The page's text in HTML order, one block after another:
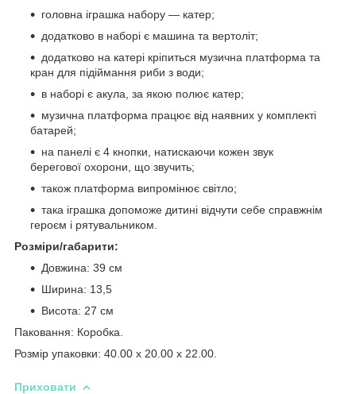
головна іграшка набору — катер;
додатково в наборі є машина та вертоліт;
додатково на катері кріпиться музична платформа та
кран для підіймання риби з води;
в наборі є акула, за якою полює катер;
музична платформа працює від наявних у комплекті
батарей;
на панелі є 4 кнопки, натискаючи кожен звук
берегової охорони, що звучить;
також платформа випромінює світло;
така іграшка допоможе дитині відчути себе справжнім
героєм і рятувальником.
Розміри/габарити:
Довжина: 39 см
Ширина: 13,5
Висота: 27 см
Паковання: Коробка.
Розмір упаковки: 40.00 x 20.00 x 22.00.
Приховати